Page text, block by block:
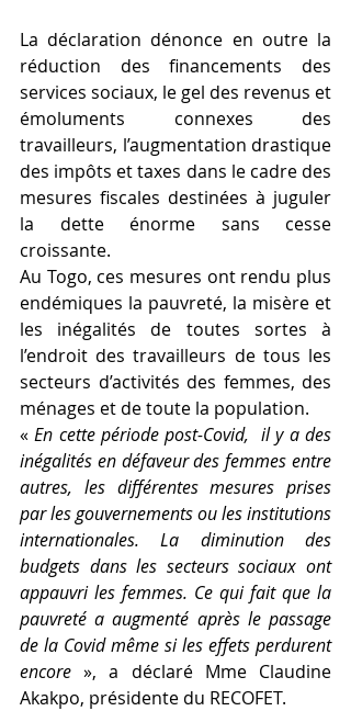
La déclaration dénonce en outre la
réduction des financements des
services sociaux, le gel des revenus et
émoluments connexes des
travailleurs, l’augmentation drastique
des impôts et taxes dans le cadre des
mesures fiscales destinées à juguler
la dette énorme sans cesse
croissante.
Au Togo, ces mesures ont rendu plus
endémiques la pauvreté, la misère et
les inégalités de toutes sortes à
l’endroit des travailleurs de tous les
secteurs d’activités des femmes, des
ménages et de toute la population.
« En cette période post-Covid,  il y a des
inégalités en défaveur des femmes entre
autres, les différentes mesures prises
par les gouvernements ou les institutions
internationales. La diminution des
budgets dans les secteurs sociaux ont
appauvri les femmes. Ce qui fait que la
pauvreté a augmenté après le passage
de la Covid même si les effets perdurent
encore », a déclaré Mme Claudine
Akakpo, présidente du RECOFET.